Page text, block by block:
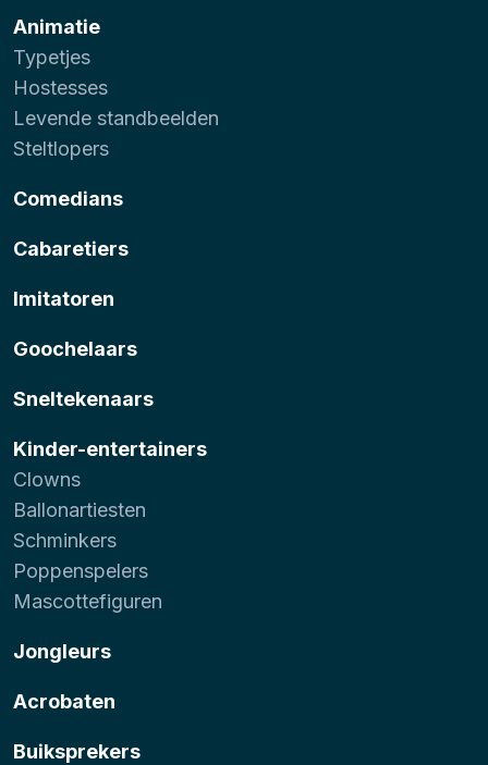
Animatie
Typetjes
Hostesses
Levende standbeelden
Steltlopers
Comedians
Cabaretiers
Imitatoren
Goochelaars
Sneltekenaars
Kinder-entertainers
Clowns
Ballonartiesten
Schminkers
Poppenspelers
Mascottefiguren
Jongleurs
Acrobaten
Buiksprekers